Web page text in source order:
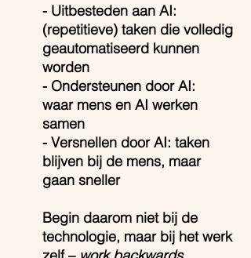
- Uitbesteden aan AI:
(repetitieve) taken die volledig
geautomatiseerd kunnen
worden
- Ondersteunen door AI:
waar mens en AI werken
samen
- Versnellen door AI: taken
blijven bij de mens, maar
gaan sneller
Begin daarom niet bij de
technologie, maar bij het werk